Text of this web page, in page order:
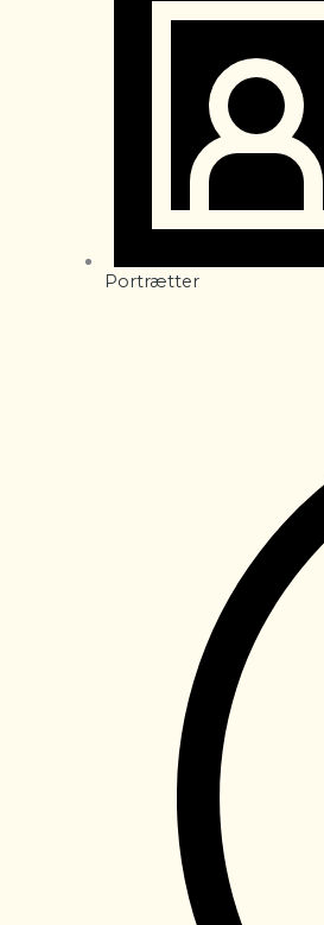
Portrætter